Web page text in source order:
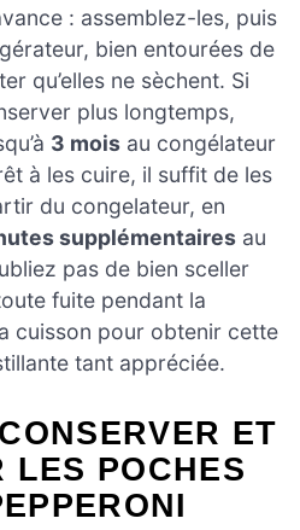
: assemblez-les, puis
bien entourées de
qu’elles ne sèchent. Si
plus longtemps,
3 mois au congélateur
à les cuire, il suffit de les
du congelateur, en
supplémentaires au
pas de bien sceller
fuite pendant la
cuisson pour obtenir cette
tant appréciée.
ET
LES POCHES